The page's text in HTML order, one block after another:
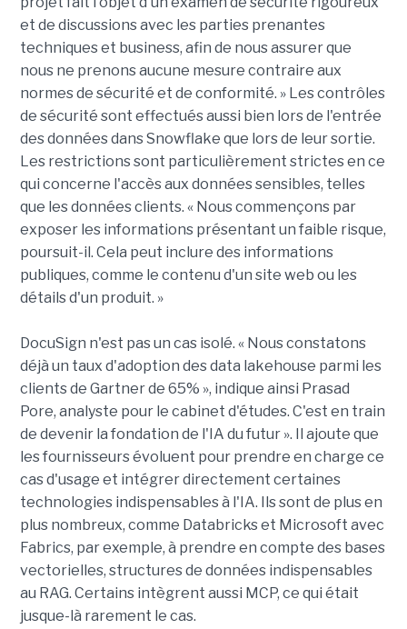
et de discussions avec les parties prenantes
techniques et business, afin de nous assurer que
nous ne prenons aucune mesure contraire aux
normes de sécurité et de conformité. » Les contrôles
de sécurité sont effectués aussi bien lors de l'entrée
des données dans Snowflake que lors de leur sortie.
Les restrictions sont particulièrement strictes en ce
qui concerne l'accès aux données sensibles, telles
que les données clients. « Nous commençons par
exposer les informations présentant un faible risque,
poursuit-il. Cela peut inclure des informations
publiques, comme le contenu d'un site web ou les
détails d'un produit. »
DocuSign n'est pas un cas isolé. « Nous constatons
déjà un taux d'adoption des data lakehouse parmi les
clients de Gartner de 65% », indique ainsi Prasad
Pore, analyste pour le cabinet d'études. C'est en train
de devenir la fondation de l'IA du futur ». Il ajoute que
les fournisseurs évoluent pour prendre en charge ce
cas d'usage et intégrer directement certaines
technologies indispensables à l'IA. Ils sont de plus en
plus nombreux, comme Databricks et Microsoft avec
Fabrics, par exemple, à prendre en compte des bases
vectorielles, structures de données indispensables
au RAG. Certains intègrent aussi MCP, ce qui était
jusque-là rarement le cas.